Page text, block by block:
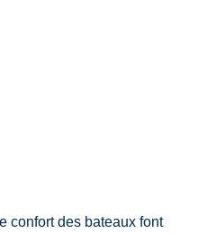
confort des bateaux font